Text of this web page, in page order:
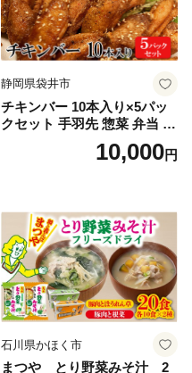
静岡県袋井市
チキンバー 10本入り×5パッ
クセット 手羽先 惣菜 弁当 お
かず お酒 おつまみ ギフト キ
ャンプ アウトドア キャンプ
10,000円
石川県かほく市
まつや とり野菜みそ汁 2